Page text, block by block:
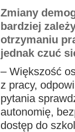
Zmiany
bardziej
otrzymaniu
jednak czuć
– Większość
z pracy,
pytania
autonomię,
dostęp do